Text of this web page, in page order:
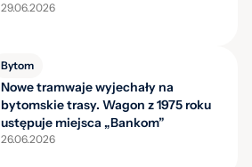
29.06.2026
Bytom
Nowe tramwaje wyjechały na
bytomskie trasy. Wagon z 1975 roku
ustępuje miejsca „Bankom”
26.06.2026